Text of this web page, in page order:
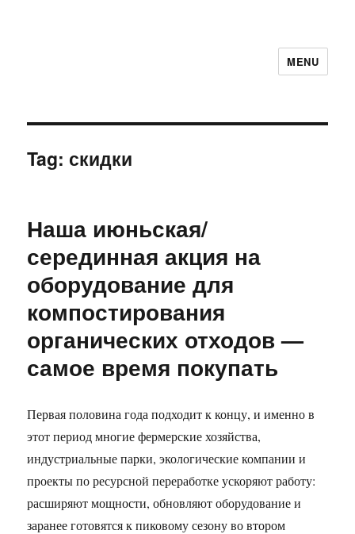
MENU
Tag: скидки
Наша июньская/
серединная акция на
оборудование для
компостирования
органических отходов —
самое время покупать
Первая половина года подходит к концу, и именно в
этот период многие фермерские хозяйства,
индустриальные парки, экологические компании и
проекты по ресурсной переработке ускоряют работу:
расширяют мощности, обновляют оборудование и
заранее готовятся к пиковому сезону во втором